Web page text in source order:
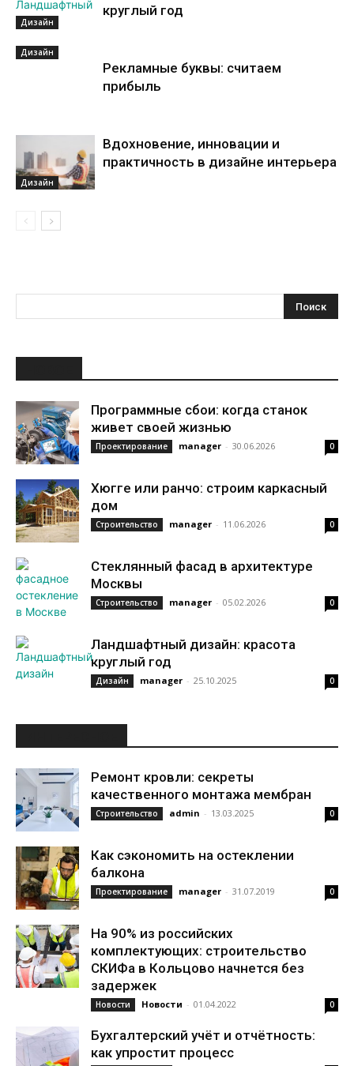
Дизайн
круглый год
Дизайн
Рекламные буквы: считаем
прибыль
Дизайн
Вдохновение, инновации и
практичность в дизайне интерьера
Программные сбои: когда станок
живет своей жизнью
Проектирование manager - 30.06.2026 0
Хюгге или ранчо: строим каркасный
дом
Строительство manager - 11.06.2026 0
Стеклянный фасад в архитектуре
Москвы
Строительство manager - 05.02.2026 0
Ландшафтный дизайн: красота
круглый год
Дизайн manager - 25.10.2025 0
Ремонт кровли: секреты
качественного монтажа мембран
Строительство admin - 13.03.2025 0
Как сэкономить на остеклении
балкона
Проектирование manager - 31.07.2019 0
На 90% из российских
комплектующих: строительство
СКИФа в Кольцово начнется без
задержек
Новости Новости - 01.04.2022 0
Бухгалтерский учёт и отчётность:
как упростит процесс